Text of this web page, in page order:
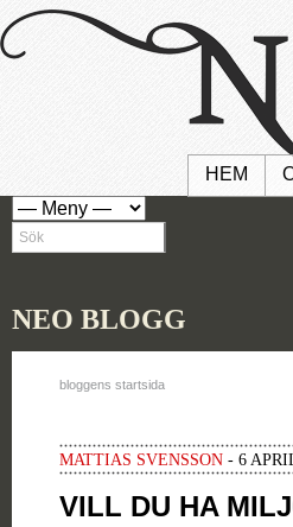
HEM
NEO BLOGG
bloggens startsida
MATTIAS SVENSSON - 6
VILL DU HA